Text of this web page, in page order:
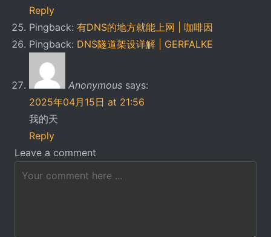
Reply
Pingback: 有DNS的地方就能上网 | 咖啡因
Pingback: DNS隧道架设详解 | GERFALKE
Anonymous says:
2025年04月15日 at 21:56
我的天
Reply
Leave a comment